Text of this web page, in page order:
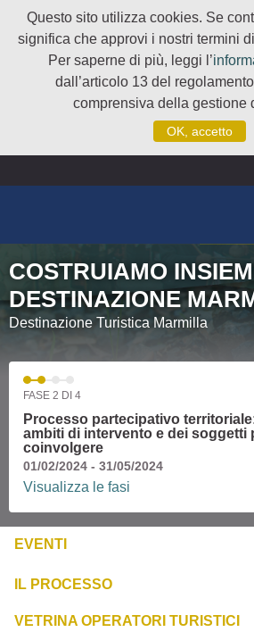
Questo sito utilizza cookies. Se
significa che approvi i nostri termini
Per saperne di più, leggi l’
dall’articolo 13 del
comprensiva della gestione
OK, accetto
COSTRUIAMO
DESTINAZIONE
Destinazione Turistica Marmilla
FASE 2 DI 4
Processo partecipativo
ambiti di intervento e dei soggetti
coinvolgere
01/02/2024 - 31/05/2024
Visualizza le fasi
EVENTI
IL PROCESSO
VETRINA OPERATORI TURISTICI